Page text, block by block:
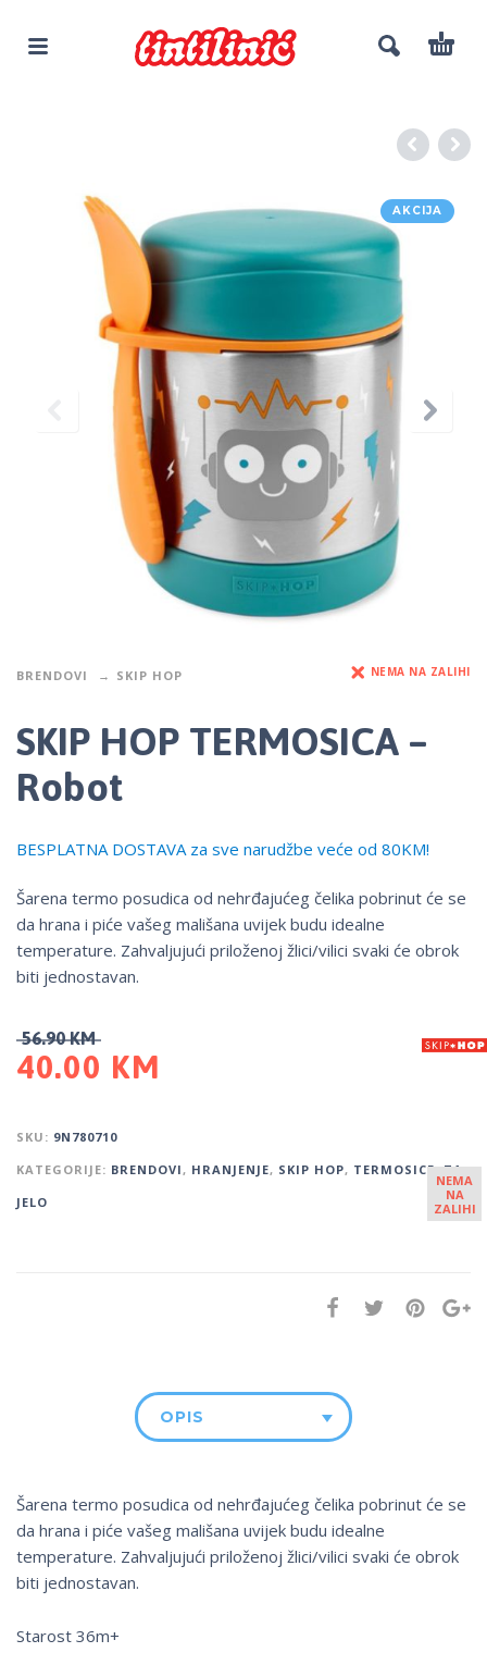
AKCIJA
BRENDOVI SKIP HOP NEMA NA ZALIHI
SKIP HOP TERMOSICA –
Robot
BESPLATNA DOSTAVA za sve narudžbe veće od 80KM!
Šarena termo posudica od nehrđajućeg čelika pobrinut će se
da hrana i piće vašeg mališana uvijek budu idealne
temperature. Zahvaljujući priloženoj žlici/vilici svaki će obrok
biti jednostavan.
56.90KM
40.00 KM
SKU: 9N780710
KATEGORIJE: BRENDOVI, HRANJENJE, SKIP HOP, TERMOSICE,ZA
JELO
NEMA
NA
ZALIHI
OPIS
Šarena termo posudica od nehrđajućeg čelika pobrinut će se
da hrana i piće vašeg mališana uvijek budu idealne
temperature. Zahvaljujući priloženoj žlici/vilici svaki će obrok
biti jednostavan.
Starost 36m+